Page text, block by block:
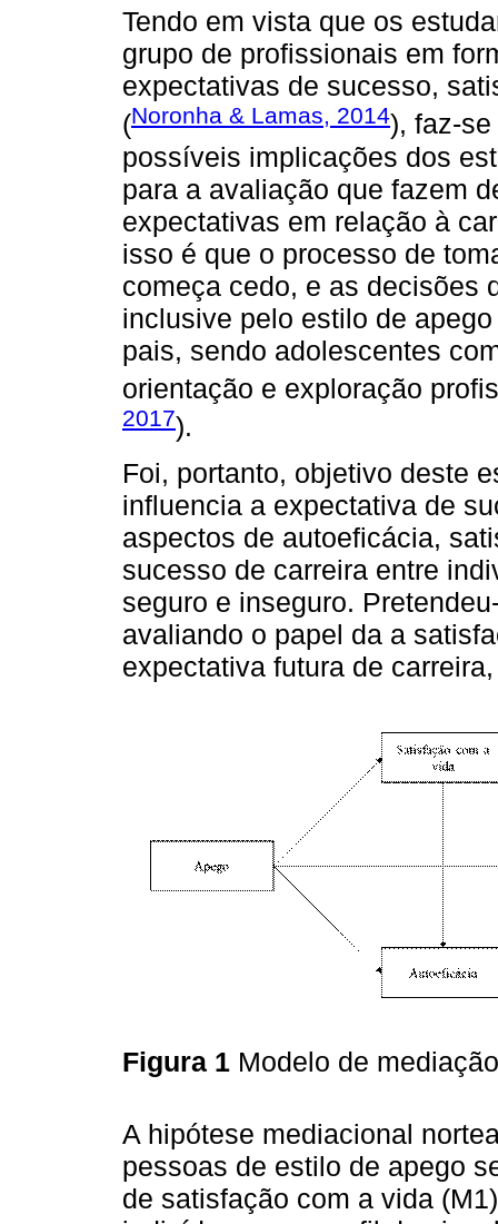
Tendo em vista que os
grupo de profissionais em
expectativas de sucesso,
(Noronha & Lamas, 2014), faz-
possíveis implicações dos
para a avaliação que fazem
expectativas em relação à
isso é que o processo de
começa cedo, e as decisões
inclusive pelo estilo de
pais, sendo adolescentes
orientação e exploração
2017).
Foi, portanto, objetivo deste
influencia a expectativa de
aspectos de autoeficácia,
sucesso de carreira entre
seguro e inseguro.
avaliando o papel da a
expectativa futura de
Figura 1 Modelo de
A hipótese mediacional
pessoas de estilo de apego
de satisfação com a vida